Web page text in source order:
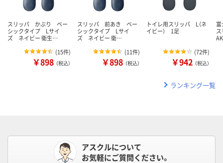
スリッパ かぶり ベー
シックタイプ Lサイ
ズ ネイビー 衛生…
(15件)
￥898 （税込）
スリッパ 前あき ベー
シックタイプ Lサイ
ズ ネイビー 衛…
(11件)
￥898 （税込）
トイレ用スリッパ L（ネ
イビー） 1足
(72件)
￥942 （税込）
ランキング一覧
アスクルについて
お気軽にご質問ください。